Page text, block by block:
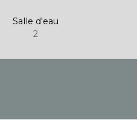
Salle d'eau
2